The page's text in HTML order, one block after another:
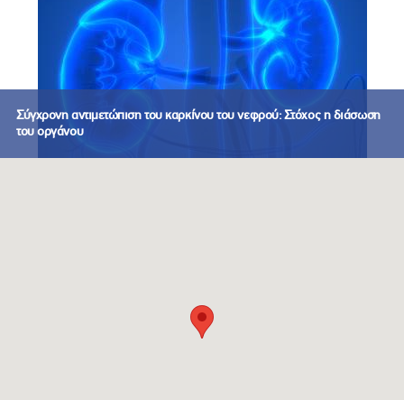
Σύγχρονη αντιμετώπιση του καρκίνου του νεφρού: Στόχος η διάσωση
του οργάνου